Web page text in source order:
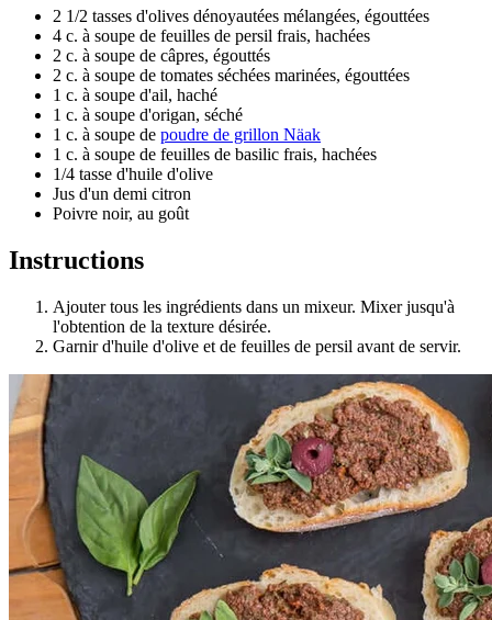
2 1/2 tasses d'olives dénoyautées mélangées, égouttées
4 c. à soupe de feuilles de persil frais, hachées
2 c. à soupe de câpres, égouttés
2 c. à soupe de tomates séchées marinées, égouttées
1 c. à soupe d'ail, haché
1 c. à soupe d'origan, séché
1 c. à soupe de poudre de grillon Näak
1 c. à soupe de feuilles de basilic frais, hachées
1/4 tasse d'huile d'olive
Jus d'un demi citron
Poivre noir, au goût
Instructions
Ajouter tous les ingrédients dans un mixeur. Mixer jusqu'à
l'obtention de la texture désirée.
Garnir d'huile d'olive et de feuilles de persil avant de servir.